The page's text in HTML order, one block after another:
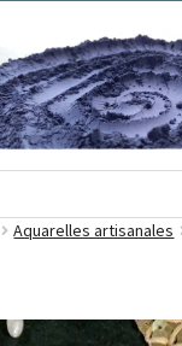
Aquarelles artisanales